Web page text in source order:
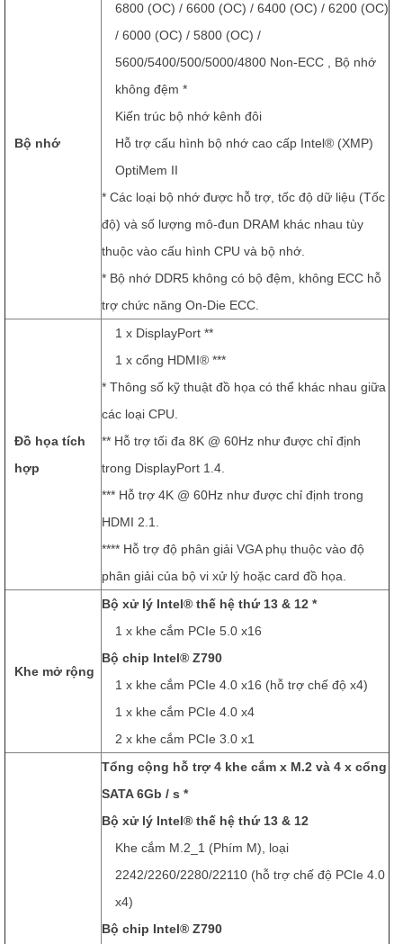
Bộ nhớ
6800 (OC) / 6600 (OC) / 6400 (OC) / 6200 (OC)
/ 6000 (OC) / 5800 (OC) /
5600/5400/500/5000/4800 Non-ECC , Bộ nhớ
không đệm *
Kiến trúc bộ nhớ kênh đôi
Hỗ trợ cấu hình bộ nhớ cao cấp Intel® (XMP)
OptiMem II
* Các loại bộ nhớ được hỗ trợ, tốc độ dữ liệu (Tốc
độ) và số lượng mô-đun DRAM khác nhau tùy
thuộc vào cấu hình CPU và bộ nhớ.
* Bộ nhớ DDR5 không có bộ đệm, không ECC hỗ
trợ chức năng On-Die ECC.
Đồ họa tích
hợp
1 x DisplayPort **
1 x cổng HDMI® ***
* Thông số kỹ thuật đồ họa có thể khác nhau giữa
các loại CPU.
** Hỗ trợ tối đa 8K @ 60Hz như được chỉ định
trong DisplayPort 1.4.
*** Hỗ trợ 4K @ 60Hz như được chỉ định trong
HDMI 2.1.
**** Hỗ trợ độ phân giải VGA phụ thuộc vào độ
phân giải của bộ vi xử lý hoặc card đồ họa.
Khe mở rộng
Bộ xử lý Intel® thế hệ thứ 13 & 12 *
1 x khe cắm PCIe 5.0 x16
Bộ chip Intel® Z790
1 x khe cắm PCIe 4.0 x16 (hỗ trợ chế độ x4)
1 x khe cắm PCIe 4.0 x4
2 x khe cắm PCIe 3.0 x1
Tổng cộng hỗ trợ 4 khe cắm x M.2 và 4 x cổng
SATA 6Gb / s *
Bộ xử lý Intel® thế hệ thứ 13 & 12
Khe cắm M.2_1 (Phím M), loại
2242/2260/2280/22110 (hỗ trợ chế độ PCIe 4.0
x4)
Bộ chip Intel® Z790